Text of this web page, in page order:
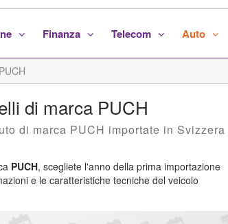
Finanza Telecom Auto
PUCH
di marca PUCH
di marca PUCH importate in Svizzera
PUCH, scegliete l'anno della prima importazione
e le caratteristiche tecniche del veicolo